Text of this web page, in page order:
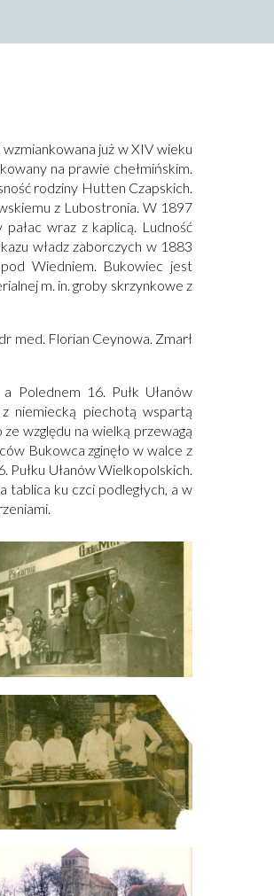
już w XIV wieku
na prawie chełmińskim.
rodziny Hutten Czapskich.
z Lubostronia. W 1897
wraz z kaplicą. Ludność
władz zaborczych w 1883
Wiedniem. Bukowiec jest
m. in. groby skrzynkowe z
med. Florian Ceynowa. Zmarł
Polednem 16. Pułk Ułanów
niemiecką piechotą wspartą
ze względu na wielką przewagą
Bukowca zginęło w walce z
Pułku Ułanów Wielkopolskich.
ku czci podległych, a w